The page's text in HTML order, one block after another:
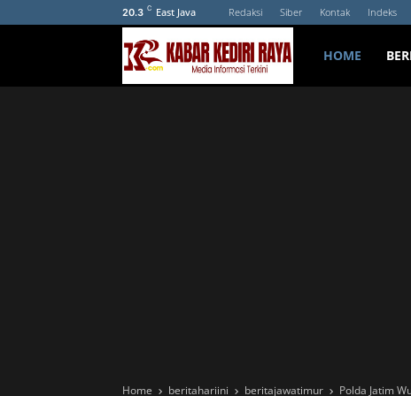
20.3 C East Java Redaksi Siber Kontak Indeks
HOME
Home beritahariini beritajawatimur
Polda Jatim